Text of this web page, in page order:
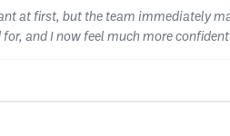
at first, but the team immediately
and I now feel much more